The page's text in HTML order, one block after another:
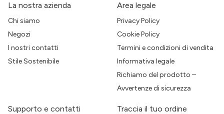
La nostra azienda
Chi siamo
Negozi
I nostri contatti
Stile Sostenibile
Area legale
Privacy Policy
Cookie Policy
Termini e condizioni di vendita
Informativa legale
Richiamo del prodotto –
Avvertenze di sicurezza
Supporto e contatti Traccia il tuo ordine